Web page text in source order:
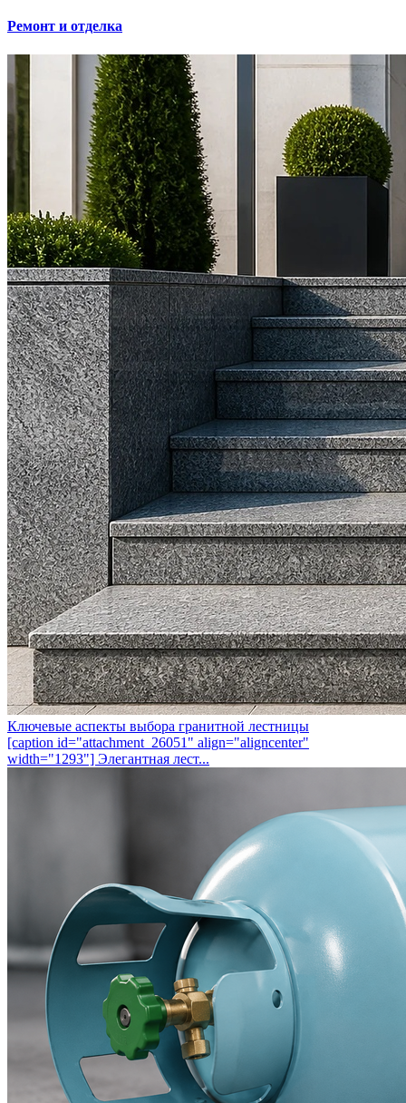
Ремонт и отделка
Ключевые аспекты выбора гранитной лестницы
[caption id="attachment_26051" align="aligncenter"
width="1293"] Элегантная лест...